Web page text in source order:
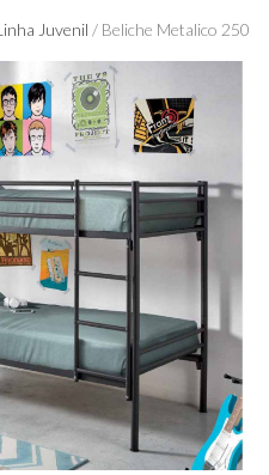
Juvenil / Beliche Metalico 250